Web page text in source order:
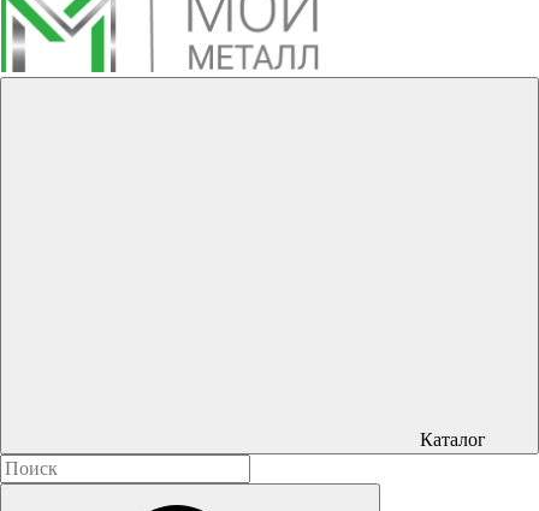
Каталог